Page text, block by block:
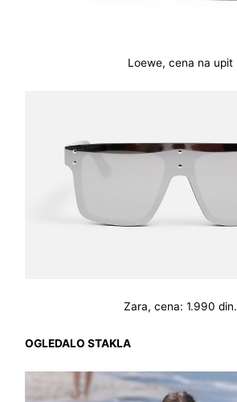
Loewe, cena na upit
Zara, cena: 1.990 din.
OGLEDALO STAKLA